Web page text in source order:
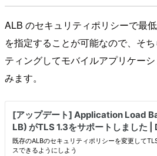
ALB のセキュリティポリシーで最
を指定することが可能なので、そ
ティングしてモバイルアプリケー
みます。